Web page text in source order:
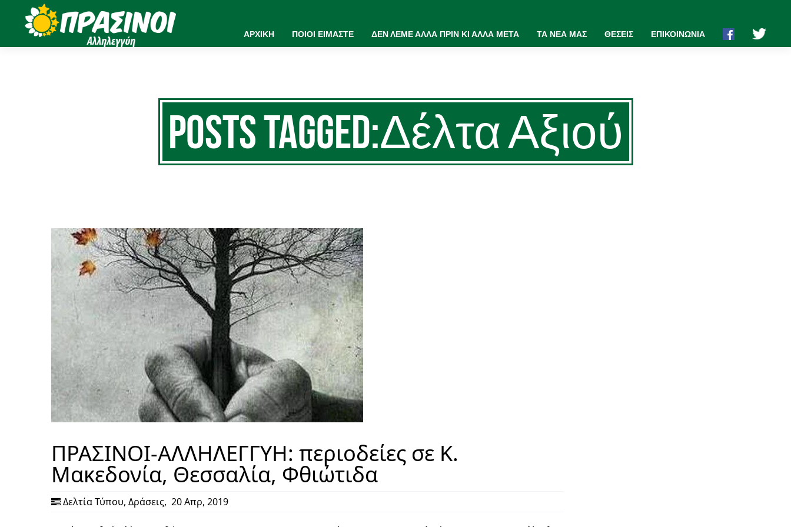
ΑΡΧΙΚΗ ΠΟΙΟΙ ΕΙΜΑΣΤΕ ΔΕΝ ΛΕΜΕ ΑΛΛΑ ΠΡΙΝ ΚΙ ΑΛΛΑ ΜΕΤΑ ΤΑ ΝΕΑ ΜΑΣ ΘΕΣΕΙΣ ΕΠΙΚΟΙΝΩΝΙΑ
Posts Tagged:Δέλτα Αξιού
ΠΡΑΣΙΝΟΙ-ΑΛΛΗΛΕΓΓΥΗ: περιοδείες σε Κ.
Μακεδονία, Θεσσαλία, Φθιώτιδα
Δελτία Τύπου, Δράσεις, 20 Απρ, 2019